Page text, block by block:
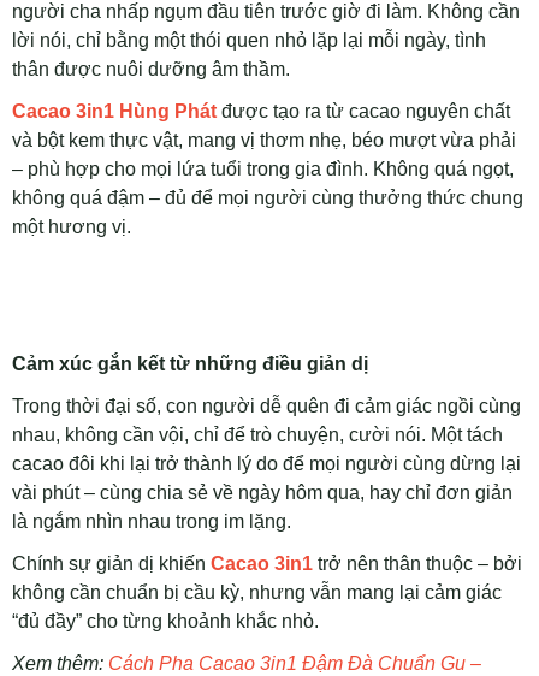
người cha nhấp ngụm đầu tiên trước giờ đi làm. Không cần
lời nói, chỉ bằng một thói quen nhỏ lặp lại mỗi ngày, tình
thân được nuôi dưỡng âm thầm.
Cacao 3in1 Hùng Phát được tạo ra từ cacao nguyên chất
và bột kem thực vật, mang vị thơm nhẹ, béo mượt vừa phải
– phù hợp cho mọi lứa tuổi trong gia đình. Không quá ngọt,
không quá đậm – đủ để mọi người cùng thưởng thức chung
một hương vị.
Cảm xúc gắn kết từ những điều giản dị
Trong thời đại số, con người dễ quên đi cảm giác ngồi cùng
nhau, không cần vội, chỉ để trò chuyện, cười nói. Một tách
cacao đôi khi lại trở thành lý do để mọi người cùng dừng lại
vài phút – cùng chia sẻ về ngày hôm qua, hay chỉ đơn giản
là ngắm nhìn nhau trong im lặng.
Chính sự giản dị khiến Cacao 3in1 trở nên thân thuộc – bởi
không cần chuẩn bị cầu kỳ, nhưng vẫn mang lại cảm giác
“đủ đầy” cho từng khoảnh khắc nhỏ.
Xem thêm: Cách Pha Cacao 3in1 Đậm Đà Chuẩn Gu –